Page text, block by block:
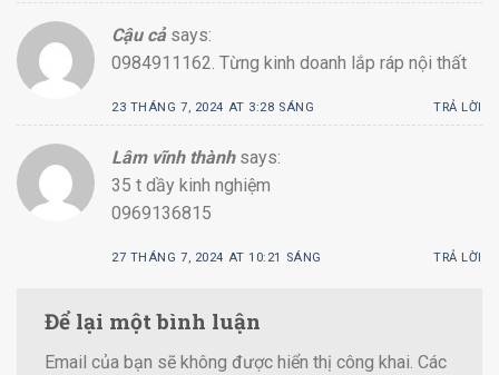
Cậu cả says:
0984911162. Từng kinh doanh lắp ráp nội thất
23 THÁNG 7, 2024 AT 3:28 SÁNG TRẢ LỜI
Lâm vĩnh thành says:
35 t dầy kinh nghiệm
0969136815
27 THÁNG 7, 2024 AT 10:21 SÁNG TRẢ LỜI
Để lại một bình luận
Email của bạn sẽ không được hiển thị công khai. Các